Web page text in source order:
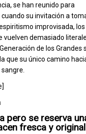
se han reunido para
su invitación a
improvisada, los
demasiado
de los Grandes
que su único camino
pero se reserva
fresca y original